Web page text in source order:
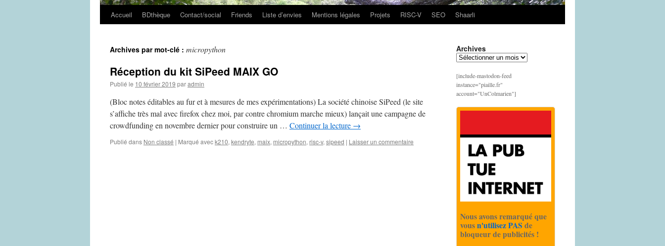
Accueil BDthèque Contact/social Friends Liste d’envies Mentions légales Projets RISC-V SEO Shaarli
Archives par mot-clé : micropython
Réception du kit SiPeed MAIX GO
Publié le 10 février 2019 paradmin
(Bloc notes éditables au fur et à mesures de mes expérimentations) La société chinoise SiPeed (le site
s’affiche très mal avec firefox chez moi, par contre chromium marche mieux) lançait une campagne de
crowdfunding en novembre dernier pour construire un … Continuer la lecture →
Publié dans Non classé | Marqué aveck210, kendryte, maix, micropython, risc-v, sipeed | Laisser un commentaire
Archives
Archives
[include-mastodon-feed
instance="piaille.fr"
account="UnColmarien"]
Nous avons remarqué que
vousn'utilisez PAS de
bloqueur de publicités !